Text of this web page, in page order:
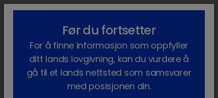
lock_outline search menu
Pharma Lisensiert
Pharma Lisensiert
(2 produkter)
Før du fortsetter
For å finne informasjon som oppfyller
ditt lands lovgivning, kan du vurdere å
gå til et lands nettsted som samsvarer
med posisjonen din.